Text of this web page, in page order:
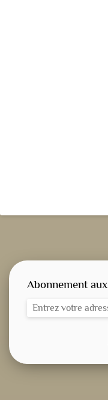
Abonnement